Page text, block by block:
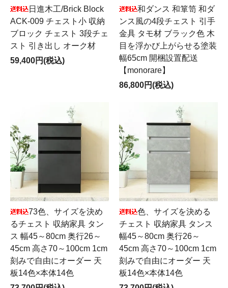
日進木工/Brick Block
ACK-009 チェスト小 収納
ブロック チェスト 3段チェ
スト 引き出し オーク材
59,400円(税込)
和ダンス 和箪笥 和ダ
ンス風の4段チェスト 引手
金具 タモ材 ブラック色 木
目を浮かび上がらせる塗装
幅65cm 開梱設置配送
【monorare】
86,800円(税込)
73色、サイズを決め
るチェスト 収納家具 タン
ス 幅45～80cm 奥行26～
45cm 高さ70～100cm 1cm
刻みで自由にオーダー 天
板14色×本体14色
色、サイズを決める
チェスト 収納家具 タンス
幅45～80cm 奥行26～
45cm 高さ70～100cm 1cm
刻みで自由にオーダー 天
板14色×本体14色